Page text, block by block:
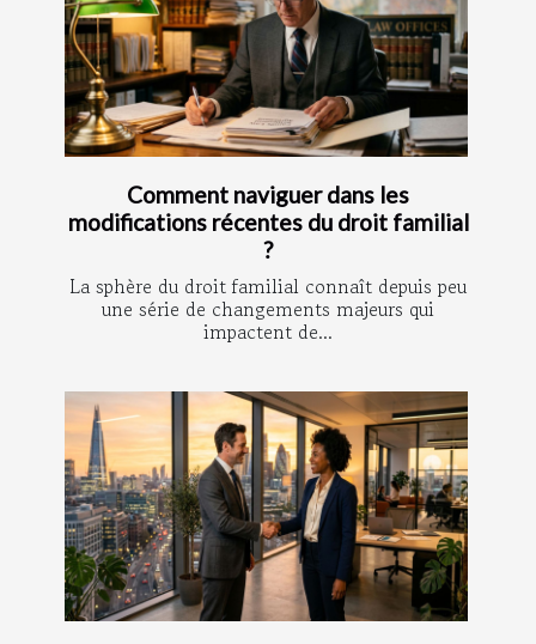
Comment naviguer dans les
modifications récentes du droit familial
?
La sphère du droit familial connaît depuis peu
une série de changements majeurs qui
impactent de...